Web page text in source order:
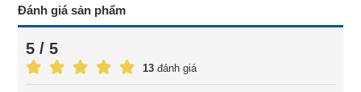
Đánh giá sản phẩm
5 / 5
13 đánh giá